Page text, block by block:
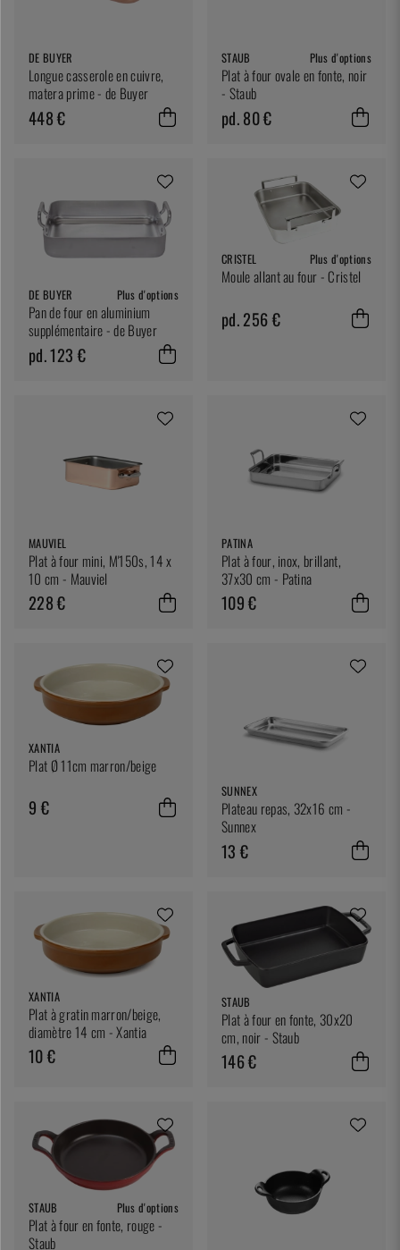
DE BUYER
Longue casserole en cuivre,
matera prime - de Buyer
448 €
STAUB Plus d'options
Plat à four ovale en fonte, noir
- Staub
pd. 80 €
DE BUYER Plus d'options
Pan de four en aluminium
supplémentaire - de Buyer
pd. 123 €
CRISTEL Plus d'options
Moule allant au four - Cristel
pd. 256 €
MAUVIEL
Plat à four mini, M'150s, 14 x
10 cm - Mauviel
228 €
PATINA
Plat à four, inox, brillant,
37x30 cm - Patina
109 €
XANTIA
Plat Ø 11cm marron/beige
9 €
SUNNEX
Plateau repas, 32x16 cm -
Sunnex
13 €
XANTIA
Plat à gratin marron/beige,
diamètre 14 cm - Xantia
10 €
STAUB
Plat à four en fonte, 30x20
cm, noir - Staub
146 €
STAUB Plus d'options
Plat à four en fonte, rouge -
Staub